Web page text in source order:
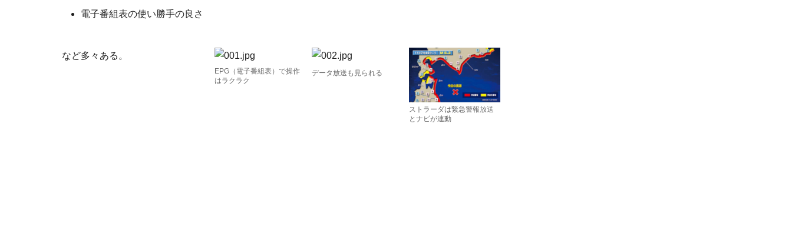
電子番組表の使い勝手の良さ
など多々ある。
ストラーダは緊急警報放送
とナビが連動
データ放送も見られる
EPG（電子番組表）で操作
はラクラク